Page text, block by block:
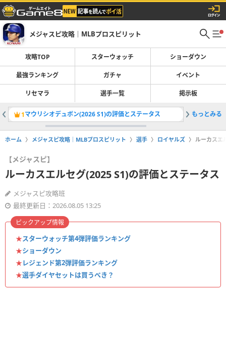
メジャスピ攻略｜MLBプロスピリット
攻略TOP スターウォッチ ショーダウン
最強ランキング ガチャ イベント
リセマラ 選手一覧 掲示板
1マウリシオデュボン(2026 S1)の評価とステータス 2CJエイ
もっとみる
ホーム メジャスピ攻略｜MLBプロスピリット 選手 ロイヤルズ ルーカスエ
【メジャスピ】
ルーカスエルセグ(2025 S1)の評価とステータス
メジャスピ攻略班
最終更新日：2026.08.05 13:25
★スターウォッチ第4弾評価ランキング
★ショーダウン
★レジェンド第2弾評価ランキング
★選手ダイヤセットは買うべき？
ピックアップ情報